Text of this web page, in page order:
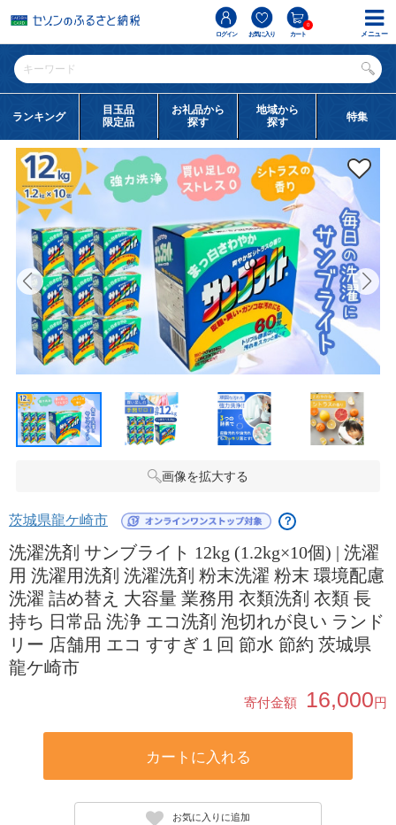
ログイン お気に入り カート
0
ランキング
目玉品
限定品
お礼品から
探す
地域から
探す
特集
画像を拡大する
茨城県龍ケ崎市 ？
洗濯洗剤 サンブライト 12kg (1.2kg×10個) | 洗濯
用 洗濯用洗剤 洗濯洗剤 粉末洗濯 粉末 環境配慮
洗濯 詰め替え 大容量 業務用 衣類洗剤 衣類 長
持ち 日常品 洗浄 エコ洗剤 泡切れが良い ランド
リー 店舗用 エコ すすぎ１回 節水 節約 茨城県
龍ケ崎市
寄付金額 16,000円
カートに入れる
お気に入りに追加
メニュー